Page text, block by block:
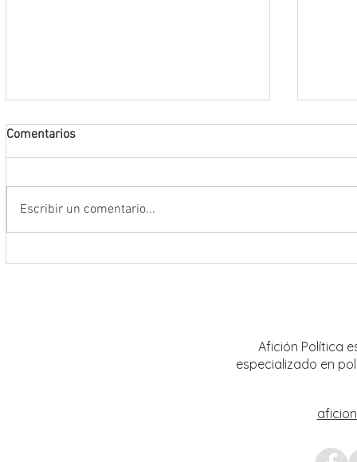
Comentarios
Escribir un comentario...
Afición Política
especializado en